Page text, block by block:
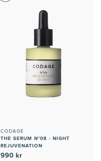
CODAGE
THE SERUM N°08 - NIGHT
REJUVENATION
990 kr